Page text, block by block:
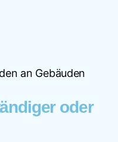
an Gebäuden
oder